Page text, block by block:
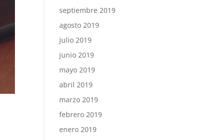
septiembre 2019
agosto 2019
julio 2019
junio 2019
mayo 2019
abril 2019
marzo 2019
febrero 2019
enero 2019